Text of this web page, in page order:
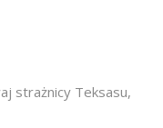
strażnicy Teksasu,